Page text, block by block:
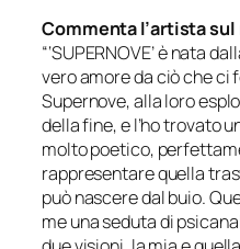
Commenta l’artista
“‘SUPERNOVE’ è nata
vero amore da ciò che ci
Supernove, alla loro
della fine, e l’ho trovato
molto poetico,
rappresentare quella
può nascere dal buio.
me una seduta di